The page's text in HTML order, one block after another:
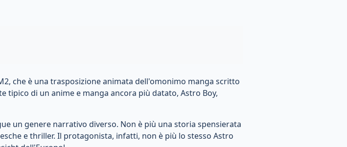
che è una trasposizione animata dell'omonimo manga scritto
tipico di un anime e manga ancora più datato, Astro Boy,
un genere narrativo diverso. Non è più una storia spensierata
e thriller. Il protagonista, infatti, non è più lo stesso Astro